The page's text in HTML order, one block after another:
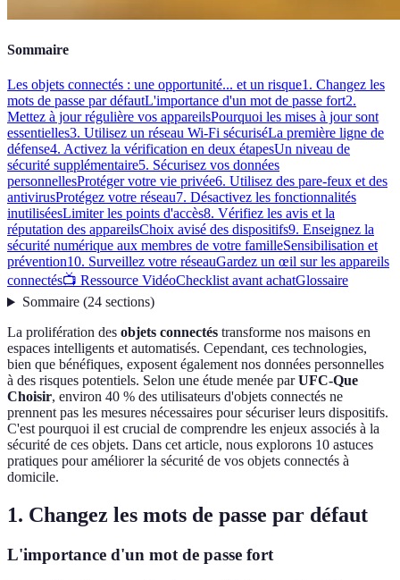
Sommaire
Les objets connectés : une opportunité... et un risque1. Changez les
mots de passe par défautL'importance d'un mot de passe fort2.
Mettez à jour régulière vos appareilsPourquoi les mises à jour sont
essentielles3. Utilisez un réseau Wi-Fi sécuriséLa première ligne de
défense4. Activez la vérification en deux étapesUn niveau de
sécurité supplémentaire5. Sécurisez vos données
personnellesProtéger votre vie privée6. Utilisez des pare-feux et des
antivirusProtégez votre réseau7. Désactivez les fonctionnalités
inutiliséesLimiter les points d'accès8. Vérifiez les avis et la
réputation des appareilsChoix avisé des dispositifs9. Enseignez la
sécurité numérique aux membres de votre familleSensibilisation et
prévention10. Surveillez votre réseauGardez un œil sur les appareils
connectés📺 Ressource VidéoChecklist avant achatGlossaire
Sommaire(24 sections)
La prolifération des objets connectés transforme nos maisons en
espaces intelligents et automatisés. Cependant, ces technologies,
bien que bénéfiques, exposent également nos données personnelles
à des risques potentiels. Selon une étude menée parUFC-Que
Choisir, environ 40 % des utilisateurs d'objets connectés ne
prennent pas les mesures nécessaires pour sécuriser leurs dispositifs.
C'est pourquoi il est crucial de comprendre les enjeux associés à la
sécurité de ces objets. Dans cet article, nous explorons 10 astuces
pratiques pour améliorer la sécurité de vos objets connectés à
domicile.
1. Changez les mots de passe par défaut
L'importance d'un mot de passe fort